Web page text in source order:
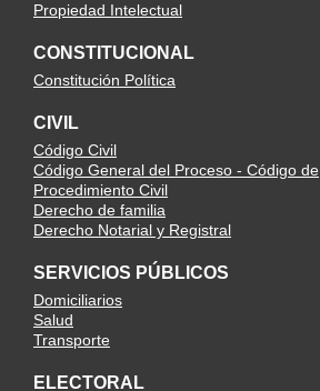
Propiedad Intelectual
CONSTITUCIONAL
Constitución Política
CIVIL
Código Civil
Código General del Proceso - Código de
Procedimiento Civil
Derecho de familia
Derecho Notarial y Registral
SERVICIOS PÚBLICOS
Domiciliarios
Salud
Transporte
ELECTORAL